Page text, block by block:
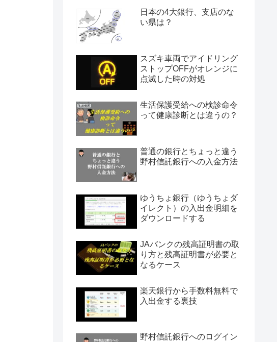
日本の4大銀行、支店のな
い県は？
スズキ車両でアイドリング
ストップOFFがオレンジに
点滅した時の対処
生活保護受給への検診命令
って健康診断とは違うの？
普通の銀行とちょっと違う
野村信託銀行への入金方法
ゆうちょ銀行（ゆうちょダ
イレクト）の入出金明細を
ダウンロードする
JAバンクの残高証明書の取
り方と残高証明書が必要と
なるケース
楽天銀行から手数料無料で
入出金する裏技
野村信託銀行へのログイン